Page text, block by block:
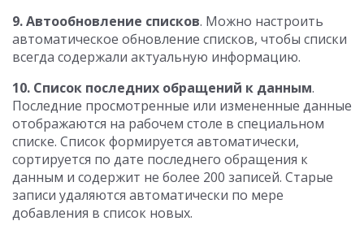
9. Автообновление списков. Можно настроить
автоматическое обновление списков, чтобы списки
всегда содержали актуальную информацию.
10. Список последних обращений к данным.
Последние просмотренные или измененные данные
отображаются на рабочем столе в специальном
списке. Список формируется автоматически,
сортируется по дате последнего обращения к
данным и содержит не более 200 записей. Старые
записи удаляются автоматически по мере
добавления в список новых.